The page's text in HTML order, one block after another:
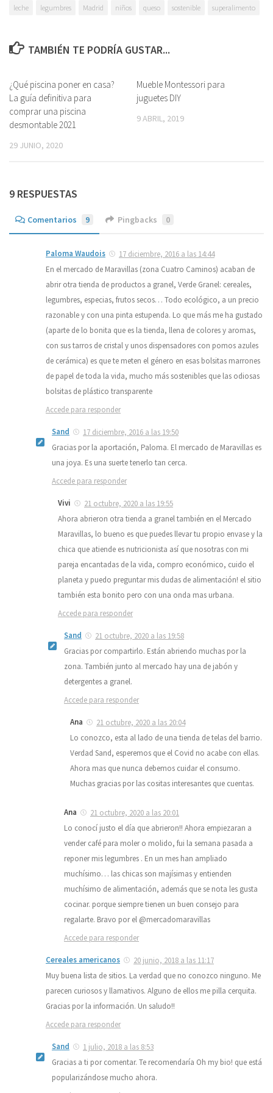
leche
legumbres Madrid niños queso sostenible superalimento
TAMBIÉN TE PODRÍA GUSTAR...
¿Qué piscina poner en casa?
La guía definitiva para
comprar una piscina
desmontable 2021
29 JUNIO, 2020
Mueble Montessori para
juguetes DIY
9 ABRIL, 2019
9 RESPUESTAS
Comentarios 9 Pingbacks 0
Paloma Waudois
17 diciembre, 2016 a las 14:44
En el mercado de Maravillas (zona Cuatro Caminos) acaban de
abrir otra tienda de productos a granel, Verde Granel: cereales,
legumbres, especias, frutos secos… Todo ecológico, a un precio
razonable y con una pinta estupenda. Lo que más me ha gustado
(aparte de lo bonita que es la tienda, llena de colores y aromas,
con sus tarros de cristal y unos dispensadores con pomos azules
de cerámica) es que te meten el género en esas bolsitas marrones
de papel de toda la vida, mucho más sostenibles que las odiosas
bolsitas de plástico transparente
Accede para responder
Sand
17 diciembre, 2016 a las 19:50
Gracias por la aportación, Paloma. El mercado de Maravillas es
una joya. Es una suerte tenerlo tan cerca.
Accede para responder
Vivi
21 octubre, 2020 a las 19:55
Ahora abrieron otra tienda a granel también en el Mercado
Maravillas, lo bueno es que puedes llevar tu propio envase y la
chica que atiende es nutricionista así que nosotras con mi
pareja encantadas de la vida, compro económico, cuido el
planeta y puedo preguntar mis dudas de alimentación! el sitio
también esta bonito pero con una onda mas urbana.
Accede para responder
Sand
21 octubre, 2020 a las 19:58
Gracias por compartirlo. Están abriendo muchas por la
zona. También junto al mercado hay una de jabón y
detergentes a granel.
Accede para responder
Ana
21 octubre, 2020 a las 20:04
Lo conozco, esta al lado de una tienda de telas del barrio.
Verdad Sand, esperemos que el Covid no acabe con ellas.
Ahora mas que nunca debemos cuidar el consumo.
Muchas gracias por las cositas interesantes que cuentas.
Ana
21 octubre, 2020 a las 20:01
Lo conocí justo el día que abrieron!! Ahora empiezaran a
vender café para moler o molido, fui la semana pasada a
reponer mis legumbres . En un mes han ampliado
muchísimo… las chicas son majísimas y entienden
muchísimo de alimentación, además que se nota les gusta
cocinar. porque siempre tienen un buen consejo para
regalarte. Bravo por el @mercadomaravillas
Accede para responder
Cereales americanos
20 junio, 2018 a las 11:17
Muy buena lista de sitios. La verdad que no conozco ninguno. Me
parecen curiosos y llamativos. Alguno de ellos me pilla cerquita.
Gracias por la información. Un saludo!!
Accede para responder
Sand
1 julio, 2018 a las 8:53
Gracias a ti por comentar. Te recomendaría Oh my bio! que está
popularizándose mucho ahora.